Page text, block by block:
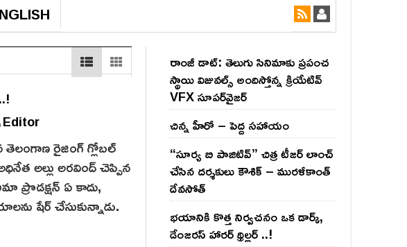
Editor
రైజింగ్ గ్లోబల్
అల్లు అరవింద్ చెప్పిన
ప్రొడక్షన్ ఏ కాదు,
షేర్ చేసుకున్నాడు.
రాంజీ డాట్: తెలుగు సినిమాకు ప్రపంచ
స్థాయి విజువల్స్ అందిస్తోన్న క్రియేటివ్
VFX సూపర్‌వైజర్
చిన్న హీరో – పెద్ద సహాయం
“సూర్య బి పాజిటివ్” చిత్ర టీజర్ లాంచ్
చేసిన‌ దర్శకులు కౌశిక్ – మురళీకాంత్
దేవసోత్
భయానికి కొత్త నిర్వచనం ఒక డార్క్,
డేంజరస్ హారర్ థ్రిల్లర్ ..!